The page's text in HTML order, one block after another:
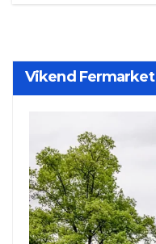
Vikend Fermarket